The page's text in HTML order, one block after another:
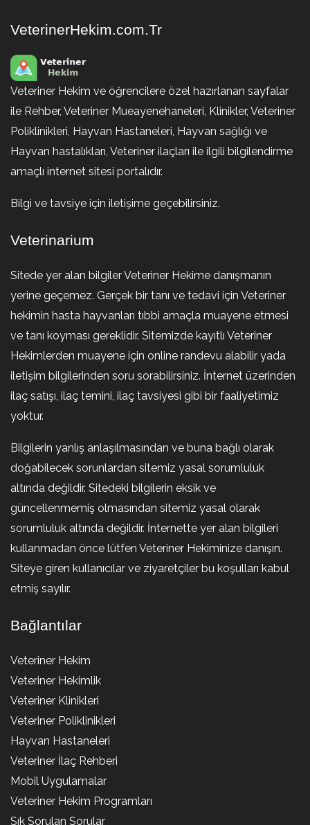
VeterinerHekim.com.Tr
Veteriner Hekim ve öğrencilere özel hazırlanan sayfalar
ile Rehber, Veteriner Mueayenehaneleri, Klinikler, Veteriner
Poliklinikleri, Hayvan Hastaneleri, Hayvan sağlığı ve
Hayvan hastalıkları, Veteriner ilaçları ile ilgili bilgilendirme
amaçlı internet sitesi portalıdır.
Bilgi ve tavsiye için iletişime geçebilirsiniz.
Veterinarium
Sitede yer alan bilgiler Veteriner Hekime danışmanın
yerine geçemez. Gerçek bir tanı ve tedavi için Veteriner
hekimin hasta hayvanları tıbbi amaçla muayene etmesi
ve tanı koyması gereklidir. Sitemizde kayıtlı Veteriner
Hekimlerden muayene için online randevu alabilir yada
iletişim bilgilerinden soru sorabilirsiniz. İnternet üzerinden
ilaç satışı, ilaç temini, ilaç tavsiyesi gibi bir faaliyetimiz
yoktur.
Bilgilerin yanlış anlaşılmasından ve buna bağlı olarak
doğabilecek sorunlardan sitemiz yasal sorumluluk
altında değildir. Sitedeki bilgilerin eksik ve
güncellenmemiş olmasından sitemiz yasal olarak
sorumluluk altında değildir. İnternette yer alan bilgileri
kullanmadan önce lütfen Veteriner Hekiminize danışın.
Siteye giren kullanıcılar ve ziyaretçiler bu koşulları kabul
etmiş sayılır.
Bağlantılar
Veteriner Hekim
Veteriner Hekimlik
Veteriner Klinikleri
Veteriner Poliklinikleri
Hayvan Hastaneleri
Veteriner İlaç Rehberi
Mobil Uygulamalar
Veteriner Hekim Programları
Sık Sorulan Sorular